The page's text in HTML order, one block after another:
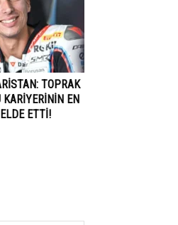
TOPRAK
KARIYERININ EN
ETTI!